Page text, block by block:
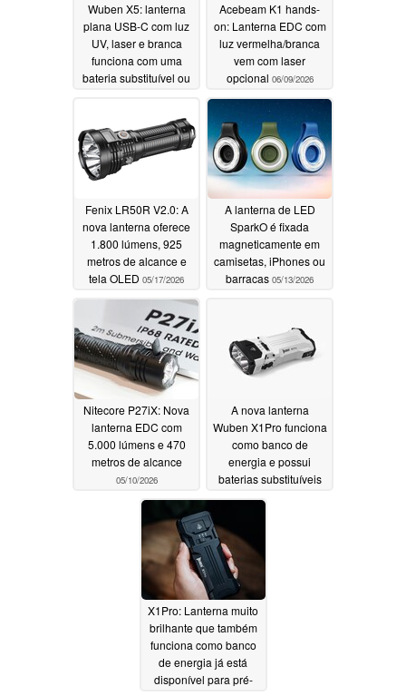
Wuben X5: lanterna
plana USB-C com luz
UV, laser e branca
funciona com uma
bateria substituível ou
Acebeam K1 hands-
on: Lanterna EDC com
luz vermelha/branca
vem com laser
opcional 06/09/2026
Fenix LR50R V2.0: A
nova lanterna oferece
1.800 lúmens, 925
metros de alcance e
tela OLED 05/17/2026
A lanterna de LED
SparkO é fixada
magneticamente em
camisetas, iPhones ou
barracas 05/13/2026
Nitecore P27iX: Nova
lanterna EDC com
5.000 lúmens e 470
metros de alcance
05/10/2026
A nova lanterna
Wuben X1Pro funciona
como banco de
energia e possui
baterias substituíveis
04/23/2026
X1Pro: Lanterna muito
brilhante que também
funciona como banco
de energia já está
disponível para pré-